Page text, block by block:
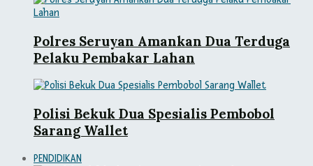
Polres Seruyan Amankan Dua Terduga
Pelaku Pembakar Lahan
Polisi Bekuk Dua Spesialis Pembobol
Sarang Wallet
PENDIDIKAN